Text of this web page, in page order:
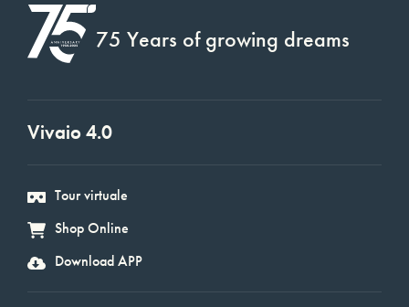
75 Years of growing dreams
Vivaio 4.0
Tour virtuale
Shop Online
Download APP